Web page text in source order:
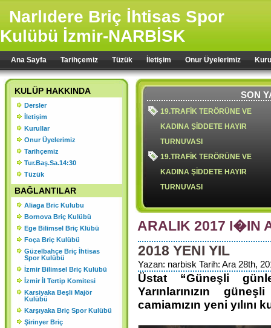
Narlıdere Briç İhtisas Spor
Kulübü İzmir-NARBİSK
Ana Sayfa Tarihçemiz Tüzük İletişim Onur Üyelerimiz
SON
19.TRAFİK TERÖRÜNE VE
KADINA ŞİDDETE HAYIR
TURNUVASI
19.TRAFİK TERÖRÜNE VE
KADINA ŞİDDETE HAYIR
TURNUVASI
18.TRAFİK TERÖRÜ VE
ŞİDDETE HAYIR TURNUVASI
2024 YILI OLAĞAN GENEL
KURULU SONUCU ORGANLAR
ŞU ŞEKİLDE OLUŞMUŞTUR.
ARALIK 2017 I�IN
2018 YENI YIL
Yazan: narbisk Tarih: Ara 28th,
Üstat “Güneşli
Yarınlarınızın
camiamızın yeni yılını
KULÜP HAKKINDA
Dersler
İletişim
Kurullar
Onur Üyelerimiz
Tarihçemiz
Tur.Baş.Sa.14:30
Tüzük
BAĞLANTILAR
Aliaga Bric Kulubu
Bornova Briç Kulübü
Ege Bilimsel Briç Klübü
Foça Briç Kulübü
Güzelbahçe Briç İhtisas
Spor Kulübü
İzmir Bilimsel Briç Kulübü
İzmir İl Tertip Komitesi
Karsiyaka Beşli Majör
Kulübü
Karşıyaka Briç Spor Kulübü
Şirinyer Briç